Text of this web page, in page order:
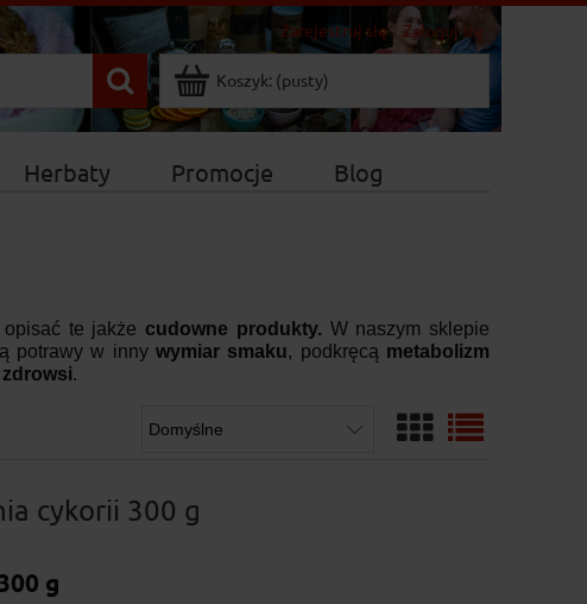
Zarejestruj się Zaloguj się
Koszyk: (pusty)
Herbaty Promocje
Blog
te jakże cudowne produkty. W naszym sklepie
potrawy w inny wymiar smaku, podkręcą metabolizm
zdrowsi.
cykorii 300 g
g